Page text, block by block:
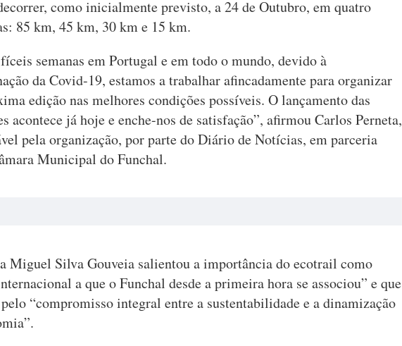
como inicialmente previsto, a 24 de Outubro, em quatro
85 km, 45 km, 30 km e 15 km.
semanas em Portugal e em todo o mundo, devido à
da Covid-19, estamos a trabalhar afincadamente para organizar
edição nas melhores condições possíveis. O lançamento das
acontece já hoje e enche-nos de satisfação”, afirmou Carlos Perneta,
pela organização, por parte do Diário de Notícias, em parceria
Municipal do Funchal.
Miguel Silva Gouveia salientou a importância do ecotrail como
a que o Funchal desde a primeira hora se associou” e que
pelo “compromisso integral entre a sustentabilidade e a dinamização